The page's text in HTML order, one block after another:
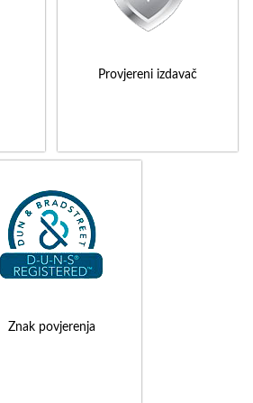
Provjereni izdavač
Znak povjerenja